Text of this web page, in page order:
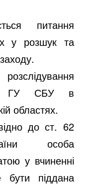
питання
у розшук та
ГУ СБУ в
областях.
до ст. 62
особа
у вчиненні
піддана